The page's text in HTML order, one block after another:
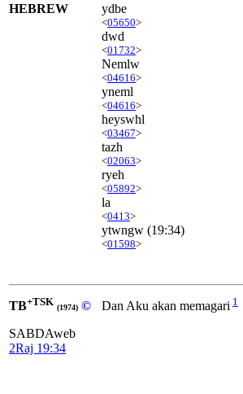
HEBREW ydbe
<05650>
dwd
<01732>
Nemlw
<04616>
yneml
<04616>
heyswhl
<03467>
tazh
<02063>
ryeh
<05892>
la
<0413>
ytwngw (19:34)
<01598>
TB+TSK (1974) ©
SABDAweb
2Raj 19:34
Dan Aku akan memagari 1